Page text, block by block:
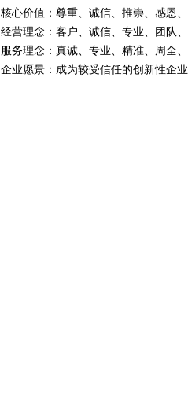
核心价值：尊重、诚信、推崇、感恩
经营理念：客户、诚信、专业、团队
服务理念：真诚、专业、精准、周全
企业愿景：成为较受信任的创新性企